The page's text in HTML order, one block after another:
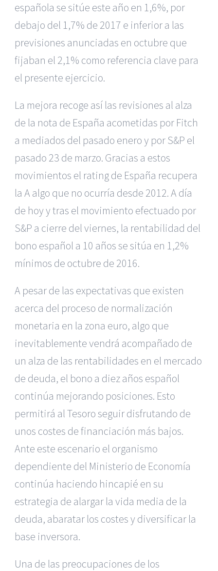
española se sitúe este año en 1,6%, por
debajo del 1,7% de 2017 e inferior a las
previsiones anunciadas en octubre que
fijaban el 2,1% como referencia clave para
el presente ejercicio.
La mejora recoge así las revisiones al alza
de la nota de España acometidas por Fitch
a mediados del pasado enero y por S&P el
pasado 23 de marzo. Gracias a estos
movimientos el rating de España recupera
la A algo que no ocurría desde 2012. A día
de hoy y tras el movimiento efectuado por
S&P a cierre del viernes, la rentabilidad del
bono español a 10 años se sitúa en 1,2%
mínimos de octubre de 2016.
A pesar de las expectativas que existen
acerca del proceso de normalización
monetaria en la zona euro, algo que
inevitablemente vendrá acompañado de
un alza de las rentabilidades en el mercado
de deuda, el bono a diez años español
continúa mejorando posiciones. Esto
permitirá al Tesoro seguir disfrutando de
unos costes de financiación más bajos.
Ante este escenario el organismo
dependiente del Ministerio de Economía
continúa haciendo hincapié en su
estrategia de alargar la vida media de la
deuda, abaratar los costes y diversificar la
base inversora.
Una de las preocupaciones de los